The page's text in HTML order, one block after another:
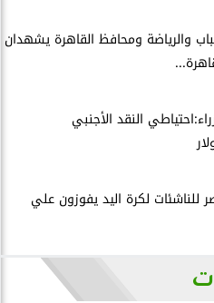
والرياضة ومحافظ القاهرة يشهدان
النقد الأجنبي
للناشئات لكرة اليد يفوزون علي